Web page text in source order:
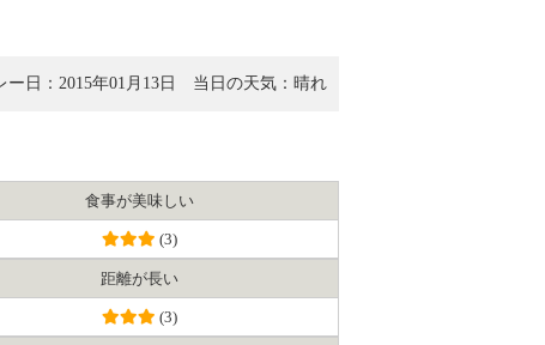
ー日：2015年01月13日 当日の天気： 晴れ
食事が美味しい
(3)
距離が長い
(3)